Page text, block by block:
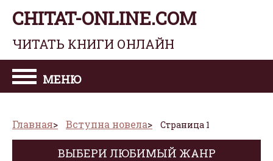
CHITAT-ONLINE.COM
ЧИТАТЬ КНИГИ ОНЛАЙН
МЕНЮ
Главная Вступна новела Страница 1
ВЫБЕРИ ЛЮБИМЫЙ ЖАНР